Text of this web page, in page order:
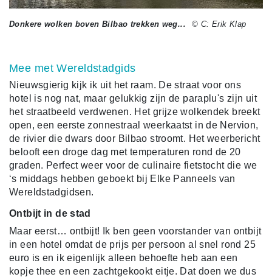
Donkere wolken boven Bilbao trekken weg... © C: Erik Klap
Mee met Wereldstadgids
Nieuwsgierig kijk ik uit het raam. De straat voor ons
hotel is nog nat, maar gelukkig zijn de paraplu's zijn uit
het straatbeeld verdwenen. Het grijze wolkendek breekt
open, een eerste zonnestraal weerkaatst in de Nervion,
de rivier die dwars door Bilbao stroomt. Het weerbericht
belooft een droge dag met temperaturen rond de 20
graden. Perfect weer voor de culinaire fietstocht die we
‘s middags hebben geboekt bij Elke Panneels van
Wereldstadgidsen.
Ontbijt in de stad
Maar eerst… ontbijt! Ik ben geen voorstander van ontbijt
in een hotel omdat de prijs per persoon al snel rond 25
euro is en ik eigenlijk alleen behoefte heb aan een
kopje thee en een zachtgekookt eitje. Dat doen we dus